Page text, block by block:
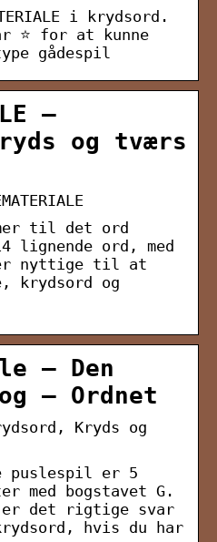
i krydsord.
⭐ for at kunne
gådespil
–
og tværs
til det ord
14 lignende ord, med
er nyttige til at
krydsord og
— Den
– Ordnet
Kryds og
puslespil er 5
med bogstavet G.
er det rigtige svar
hvis du har